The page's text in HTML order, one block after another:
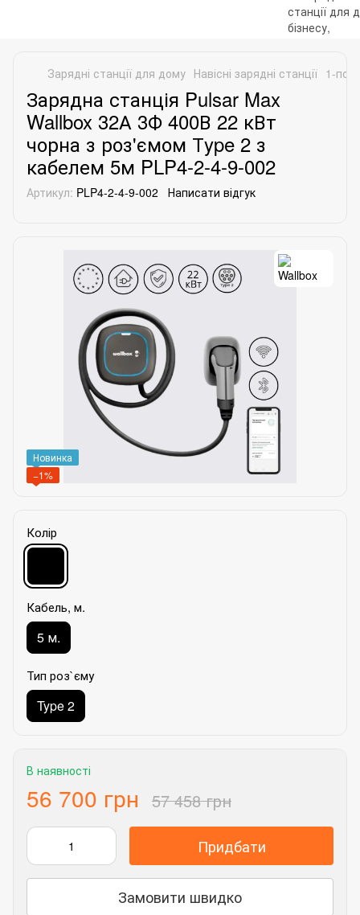
Зарядні станції для дому Навісні зарядні станції 1-
Зарядна станція Pulsar Max
Wallbox 32А 3Ф 400В 22 кВт
чорна з роз'ємом Тype 2 з
кабелем 5м PLP4-2-4-9-002
Артикул: PLP4-2-4-9-002 Написати відгук
Новинка
−1%
Колір
Кабель, м.
5 м.
Тип роз`єму
Type 2
В наявності
56 700 грн 57 458 грн
Придбати
Замовити швидко